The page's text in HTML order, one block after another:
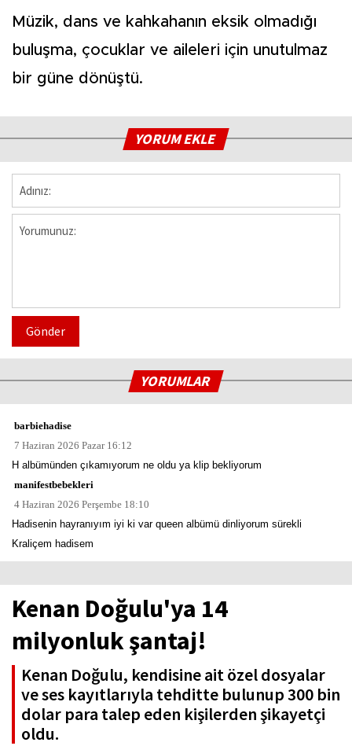
Müzik, dans ve kahkahanın eksik olmadığı
buluşma, çocuklar ve aileleri için unutulmaz
bir güne dönüştü.
YORUM EKLE
Gönder
YORUMLAR
barbiehadise
7 Haziran 2026 Pazar 16:12
H albümünden çıkamıyorum ne oldu ya klip bekliyorum
manifestbebekleri
4 Haziran 2026 Perşembe 18:10
Hadisenin hayranıyım iyi ki var queen albümü dinliyorum sürekli
Kraliçem hadisem
Kenan Doğulu'ya 14
milyonluk şantaj!
Kenan Doğulu, kendisine ait özel dosyalar
ve ses kayıtlarıyla tehditte bulunup 300 bin
dolar para talep eden kişilerden şikayetçi
oldu.